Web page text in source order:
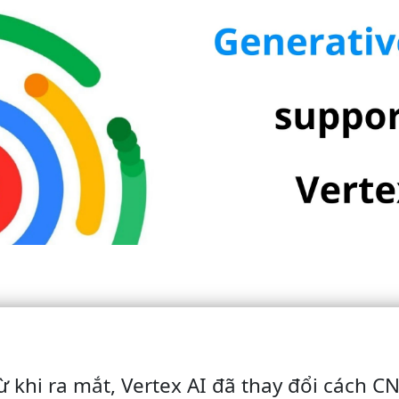
khi ra mắt, Vertex AI đã thay đổi cách